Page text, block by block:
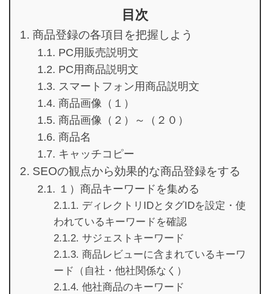
目次
商品登録の各項目を把握しよう
PC用販売説明文
PC用商品説明文
スマートフォン用商品説明文
商品画像（１）
商品画像（２）～（２０）
商品名
キャッチコピー
SEOの観点から効果的な商品登録をする
１）商品キーワードを集める
ディレクトリIDとタグIDを設定・使
われているキーワードを確認
サジェストキーワード
商品レビューに含まれているキーワ
ード（自社・他社関係なく）
他社商品のキーワード